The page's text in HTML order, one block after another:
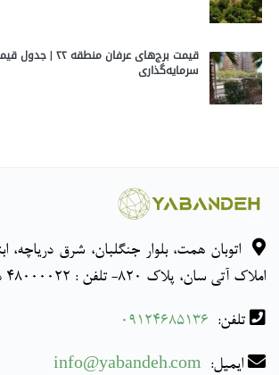
قیمت برج‌های عرفان
سرمایه‌گذاری
اتوبان همت، بلوار جنگلبان، شرق دریاچه،
املاک آتی سان، پلاک 820- تلفن : 48000022 داخلی مدیریت 103
تلفن: 09124685136
ایمیل: info@yabandeh.com